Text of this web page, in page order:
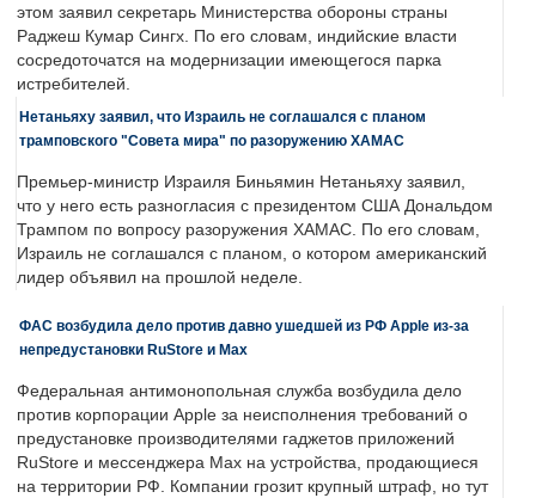
этом заявил секретарь Министерства обороны страны
Раджеш Кумар Сингх. По его словам, индийские власти
сосредоточатся на модернизации имеющегося парка
истребителей.
Нетаньяху заявил, что Израиль не соглашался с планом
трамповского "Совета мира" по разоружению ХАМАС
Премьер-министр Израиля Биньямин Нетаньяху заявил,
что у него есть разногласия с президентом США Дональдом
Трампом по вопросу разоружения ХАМАС. По его словам,
Израиль не соглашался с планом, о котором американский
лидер объявил на прошлой неделе.
ФАС возбудила дело против давно ушедшей из РФ Apple из-за
непредустановки RuStore и Max
Федеральная антимонопольная служба возбудила дело
против корпорации Apple за неисполнения требований о
предустановке производителями гаджетов приложений
RuStore и мессенджера Max на устройства, продающиеся
на территории РФ. Компании грозит крупный штраф, но тут